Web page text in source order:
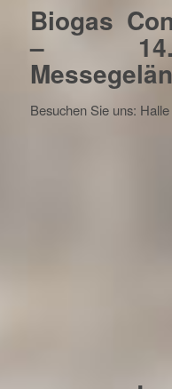
Biogas
–
Besuchen Sie uns: